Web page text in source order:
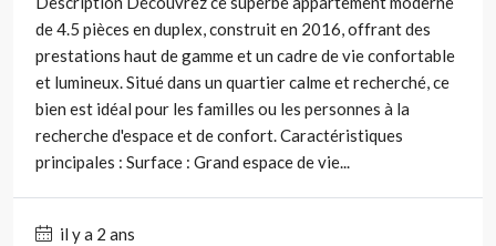
de 4.5 pièces en duplex, construit en 2016, offrant des
prestations haut de gamme et un cadre de vie confortable
et lumineux. Situé dans un quartier calme et recherché, ce
bien est idéal pour les familles ou les personnes à la
recherche d'espace et de confort. Caractéristiques
principales : Surface : Grand espace de vie...
il y a 2 ans